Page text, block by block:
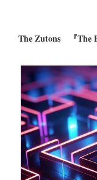
The Zutons 『The